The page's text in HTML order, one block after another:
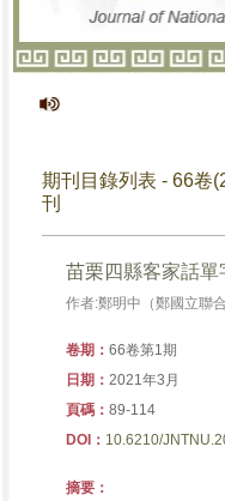
期刊目錄列表 - 66卷
刊
苗栗四縣客家話
作者:鄭明中（鄭國立聯
卷期：66卷第1期
日期：2021年3月
頁碼：89-114
DOI： 10.6210/
摘要：